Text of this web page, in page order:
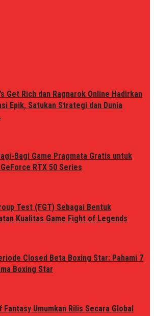
Get Rich dan Ragnarok Online Hadirkan
Epik, Satukan Strategi dan Dunia
Bagi Game Pragmata Gratis untuk
RTX 50 Series
Test (FGT) Sebagai Bentuk
Kualitas Game Fight of Legends
Closed Beta Boxing Star: Pahami 7
Boxing Star
Fantasy Umumkan Rilis Secara Global